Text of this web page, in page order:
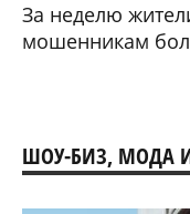
За неделю
мошенникам
ШОУ-БИЗ, МОДА